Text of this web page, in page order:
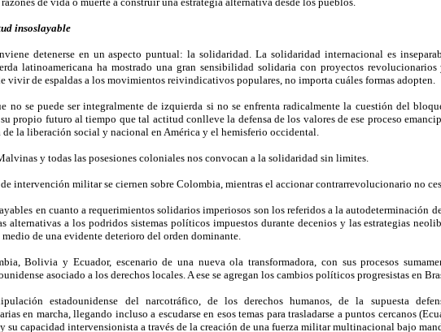
insoslayable
detenerse en un aspecto puntual: la solidaridad. La solidaridad internacional es
latinoamericana ha mostrado una gran sensibilidad solidaria con proyectos
vivir de espaldas a los movimientos reivindicativos populares, no importa cuáles formas adopten.
no se puede ser integralmente de izquierda si no se enfrenta radicalmente la cuestión del
propio futuro al tiempo que tal actitud conlleve la defensa de los valores de ese proceso
de la liberación social y nacional en América y el hemisferio occidental.
y todas las posesiones coloniales nos convocan a la solidaridad sin limites.
de intervención militar se ciernen sobre Colombia, mientras el accionar contrarrevolucionario no
en cuanto a requerimientos solidarios imperiosos son los referidos a la autodeterminación
alternativas a los podridos sistemas políticos impuestos durante decenios y las estrategias
de una evidente deterioro del orden dominante.
Bolivia y Ecuador, escenario de una nueva ola transformadora, con sus procesos
asociado a los derechos locales. A ese se agregan los cambios políticos progresistas en
estadounidense del narcotráfico, de los derechos humanos, de la supuesta
en marcha, llegando incluso a escudarse en esos temas para trasladarse a puntos cercanos
su capacidad intervensionista a través de la creación de una fuerza militar multinacional bajo